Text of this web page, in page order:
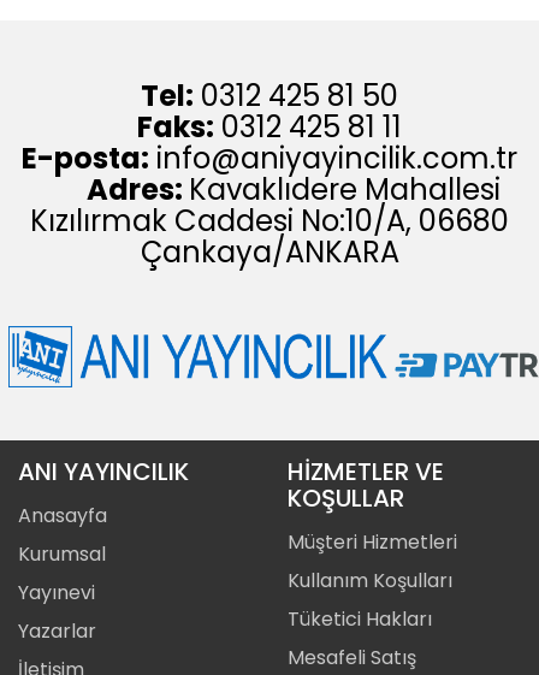
Tel: 0312 425 81 50
Faks: 0312 425 81 11
E-posta: info@aniyayincilik.com.tr
Adres: Kavaklıdere Mahallesi
Kızılırmak Caddesi No:10/A, 06680
Çankaya/ANKARA
ANI YAYINCILIK
Anasayfa
Kurumsal
Yayınevi
Yazarlar
İletişim
HİZMETLER VE
KOŞULLAR
Müşteri Hizmetleri
Kullanım Koşulları
Tüketici Hakları
Mesafeli Satış